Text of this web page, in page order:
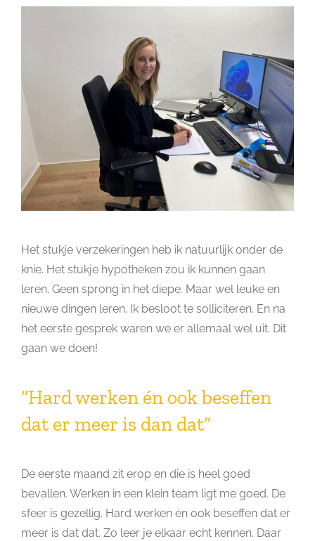
Het stukje verzekeringen heb ik natuurlijk onder de
knie. Het stukje hypotheken zou ik kunnen gaan
leren. Geen sprong in het diepe. Maar wel leuke en
nieuwe dingen leren. Ik besloot te solliciteren. En na
het eerste gesprek waren we er allemaal wel uit. Dit
gaan we doen!
“Hard werken én ook beseffen
dat er meer is dan dat”
De eerste maand zit erop en die is heel goed
bevallen. Werken in een klein team ligt me goed. De
sfeer is gezellig. Hard werken én ook beseffen dat er
meer is dat dat. Zo leer je elkaar echt kennen. Daar